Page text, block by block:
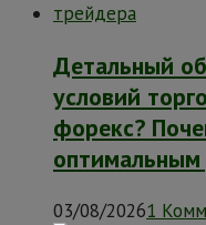
Детальный
условий
форекс?
03/08/20261